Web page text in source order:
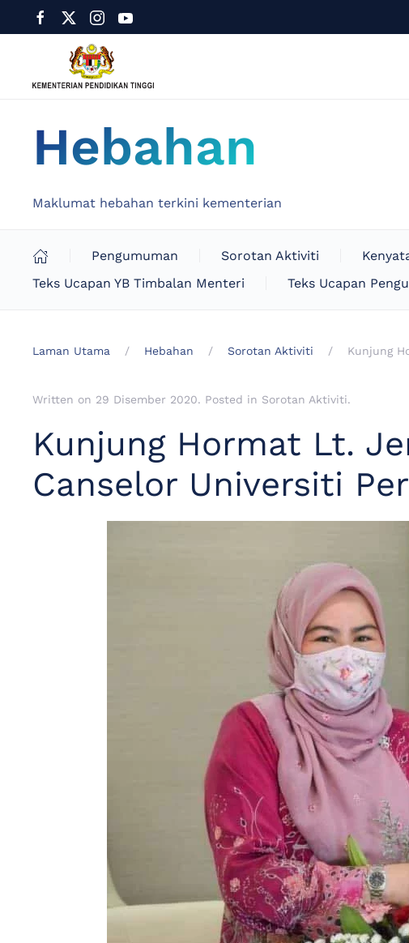
Hebahan
Maklumat hebahan terkini kementerian
Pengumuman Sorotan Aktiviti
Teks Ucapan YB Timbalan Menteri
Teks Ucapan
Laman Utama Hebahan Sorotan Aktiviti Kunjung
Written on 29 Disember 2020. Posted in Sorotan Aktiviti.
Kunjung Hormat Lt.
Canselor Universiti